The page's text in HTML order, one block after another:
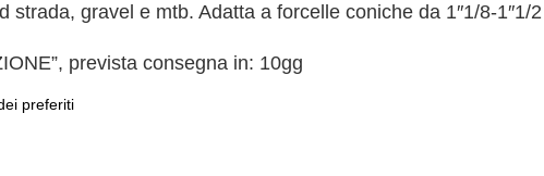
gravel e mtb. Adatta a forcelle coniche da 1″1/8-1″1/2
prevista consegna in: 10gg
preferiti